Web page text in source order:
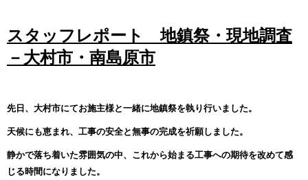
スタッフレポート 地鎮祭・現地調査
－大村市・南島原市
先日、大村市にてお施主様と一緒に地鎮祭を執り行いました。
天候にも恵まれ、工事の安全と無事の完成を祈願しました。
静かで落ち着いた雰囲気の中、これから始まる工事への期待を改めて感
じる時間になりました。